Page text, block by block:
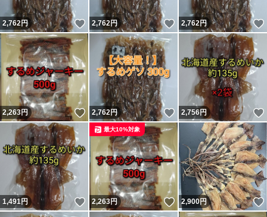
2,762円 いいね！
2,762円 いいね！
2,762円
2,263円 いいね！
2,762円 いいね！
2,756円
1,491円 いいね！
2,263円 いいね！
最大10%対象
2,900円